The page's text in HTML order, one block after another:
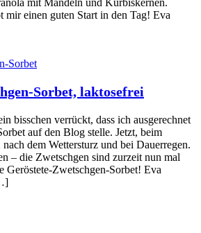
mir einen guten Start in den Tag! Eva
Sorbet, laktosefrei
bisschen verrückt, dass ich ausgerechnet
auf den Blog stelle. Jetzt, beim
dem Wettersturz und bei Dauerregen.
– die Zwetschgen sind zurzeit nun mal
Geröstete-Zwetschgen-Sorbet! Eva